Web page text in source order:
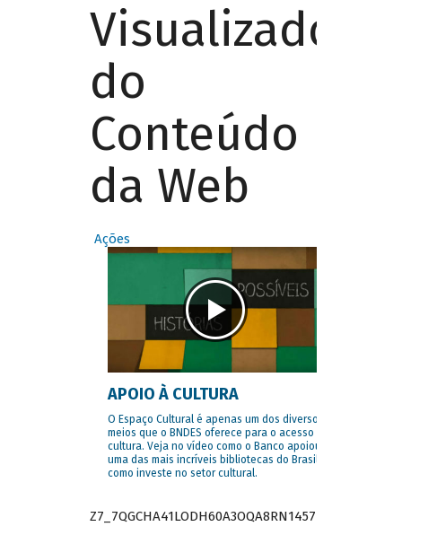
Visualizador
do
Conteúdo
da Web
Ações
APOIO À CULTURA
O Espaço Cultural é apenas um dos diversos
meios que o BNDES oferece para o acesso à
cultura. Veja no vídeo como o Banco apoiou
uma das mais incríveis bibliotecas do Brasil e
como investe no setor cultural.
Z7_7QGCHA41LODH60A3OQA8RN1457